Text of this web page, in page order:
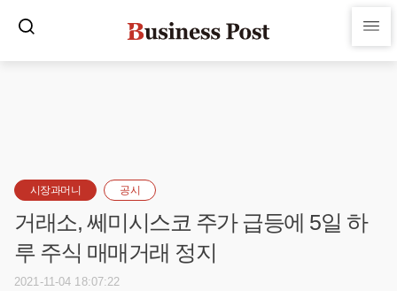
시장과머니 공시
거래소, 쎄미시스코 주가 급등에 5일 하
루 주식 매매거래 정지
2021-11-04 18:07:22